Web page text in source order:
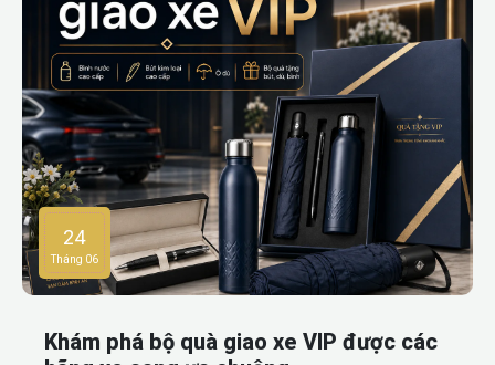
nghiệp tạo dấu ấn chuyên nghiệp và nâng cao giá trị cảm
nhận của người nhận. Đặc biệt, các bộ gift set gồm sổ da, ví
da, móc khóa da kèm bút là lựa chọn chỉn chu, đầy đủ và
phù hợp với nhiều dịp tặng quà doanh nghiệp.
24
Tháng 06
Khám phá bộ quà giao xe VIP được các